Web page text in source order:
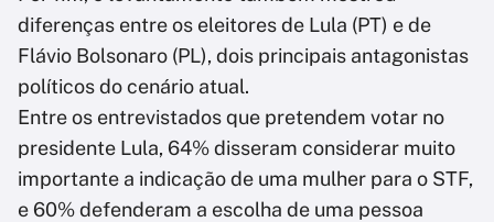
diferenças entre os eleitores de Lula (PT) e de
Flávio Bolsonaro (PL), dois principais antagonistas
políticos do cenário atual.
Entre os entrevistados que pretendem votar no
presidente Lula, 64% disseram considerar muito
importante a indicação de uma mulher para o STF,
e 60% defenderam a escolha de uma pessoa